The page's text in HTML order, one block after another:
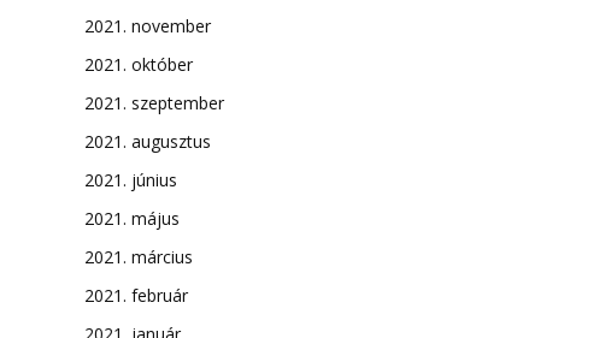
2021. november
2021. október
2021. szeptember
2021. augusztus
2021. június
2021. május
2021. március
2021. február